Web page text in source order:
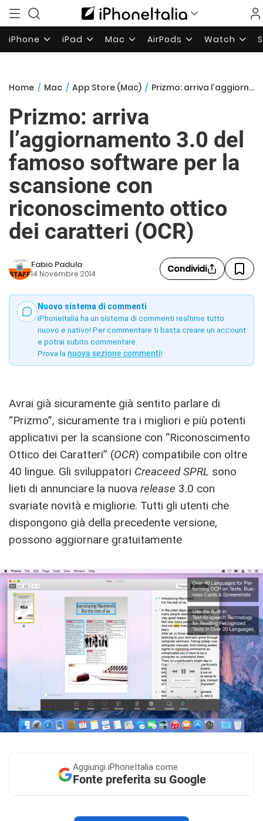
iPhone iPad Mac AirPods Watch
Home / Mac / App Store (Mac) / Prizmo: arriva l’aggiornamento 3.0 del famoso software per la scansione con riconoscimento ottico dei caratteri (OCR)
Prizmo: arriva
l’aggiornamento 3.0 del
famoso software per la
scansione con
riconoscimento ottico
dei caratteri (OCR)
Fabio Padula
14 Novembre 2014 Condividi
Nuovo sistema di commenti
iPhoneItalia ha un sistema di commenti realtime tutto
nuovo e nativo! Per commentare ti basta creare un account
e potrai subito commentare.
Prova la nuova sezione commenti!
Avrai già sicuramente già sentito parlare di
“Prizmo”, sicuramente tra i migliori e più potenti
applicativi per la scansione con “Riconoscimento
Ottico dei Caratteri” (OCR) compatibile con oltre
40 lingue. Gli sviluppatori Creaceed SPRL sono
lieti di annunciare la nuova release 3.0 con
svariate novità e migliorie. Tutti gli utenti che
dispongono già della precedente versione,
possono aggiornare gratuitamente
Aggiungi iPhoneItalia come
Fonte preferita su Google